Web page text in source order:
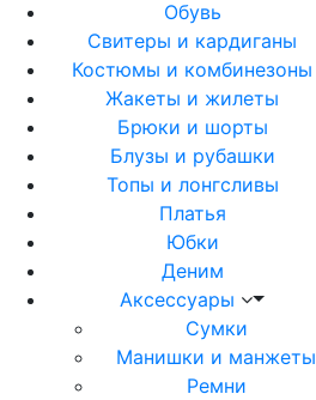
Обувь
Свитеры и кардиганы
Костюмы и комбинезоны
Жакеты и жилеты
Брюки и шорты
Блузы и рубашки
Топы и лонгсливы
Платья
Юбки
Деним
Аксессуары
Сумки
Манишки и манжеты
Ремни